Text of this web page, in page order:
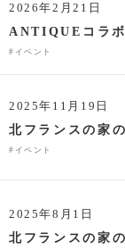
2026年2月21日
#イベント
2025年11月19日
#イベント
2025年8月1日
北フランスの家